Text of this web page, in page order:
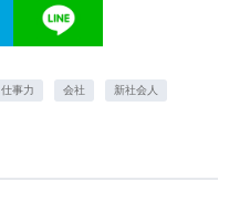
仕事力 会社 新社会人